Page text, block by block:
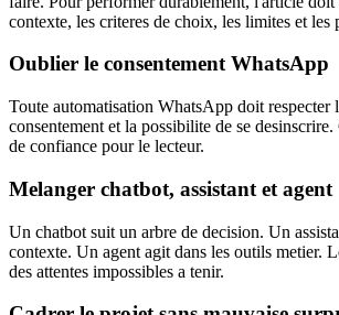
contexte, les criteres de choix, les limites et les
Oublier le consentement WhatsApp
Toute automatisation WhatsApp doit respecter
consentement et la possibilite de se
de confiance pour le lecteur.
Melanger chatbot, assistant et agent
Un chatbot suit un arbre de decision. Un
contexte. Un agent agit dans les outils metier.
des attentes impossibles a tenir.